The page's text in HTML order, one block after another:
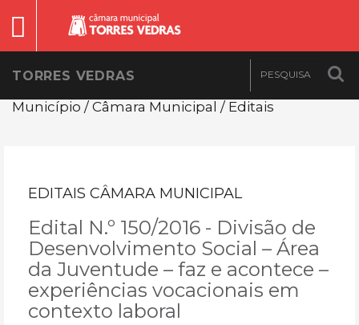
TORRES VEDRAS
Município / Câmara Municipal / Editais
EDITAIS CÂMARA MUNICIPAL
Edital N.º 150/2016 - Divisão de
Desenvolvimento Social – Área
da Juventude – faz e acontece –
experiências vocacionais em
contexto laboral